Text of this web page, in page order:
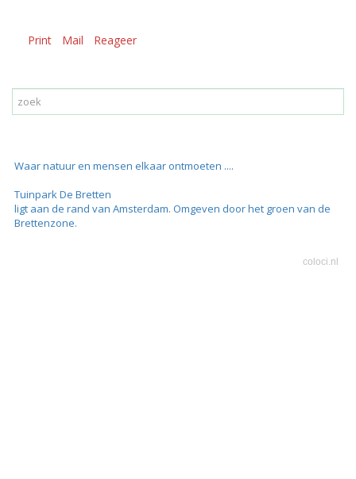
Print Mail Reageer
Waar natuur en mensen elkaar ontmoeten ....
Tuinpark De Bretten
ligt aan de rand van Amsterdam. Omgeven door het groen van de
Brettenzone.
coloci.nl